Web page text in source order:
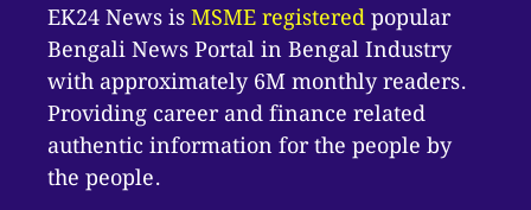
EK24 News isMSME registeredpopular
Bengali News Portal in Bengal Industry
with approximately 6M monthly readers.
Providing career and finance related
authentic information for the people by
the people.